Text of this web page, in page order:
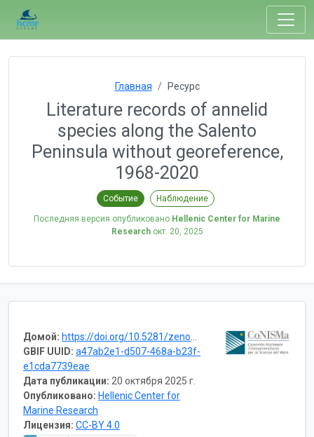
Главная Ресурс
Literature records of annelid
species along the Salento
Peninsula without georeference,
1968-2020
Событие Наблюдение
Последняя версия опубликовано Hellenic Center for Marine
Research окт. 20, 2025
Домой: https://doi.org/10.5281/zenodo.7869960
GBIF UUID: a47ab2e1-d507-468a-b23f-
e1cda7739eae
Дата публикации: 20 октября 2025 г.
Опубликовано: Hellenic Center for
Marine Research
Лицензия: CC-BY 4.0